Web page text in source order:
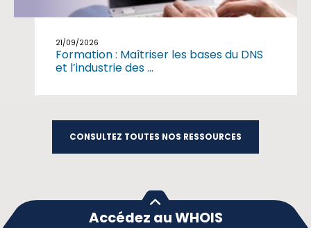
21/09/2026
Formation : Maîtriser les bases du DNS
et l’industrie des ...
CONSULTEZ TOUTES NOS RESSOURCES
Accédez au WHOIS